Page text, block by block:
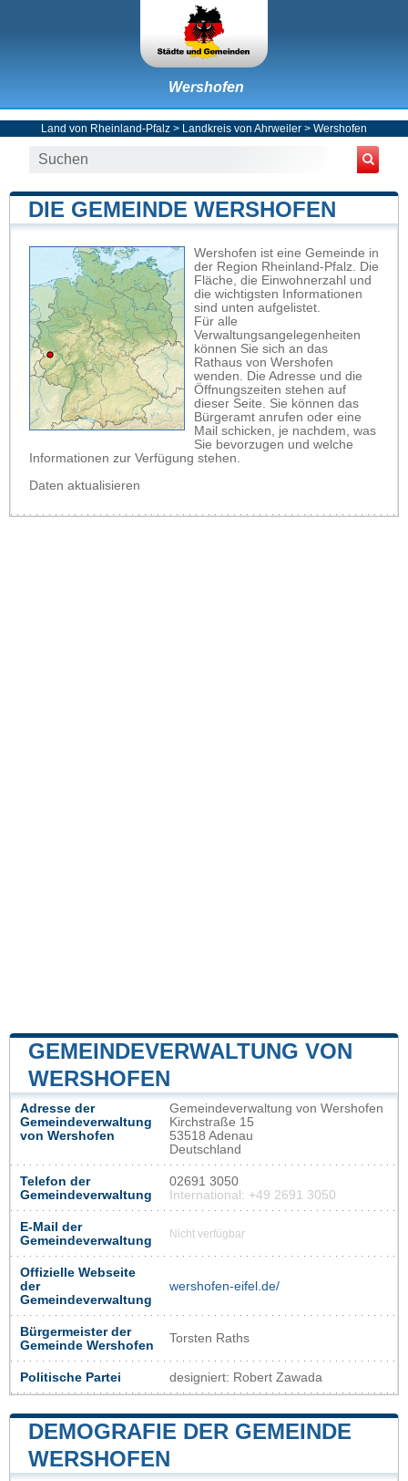
Wershofen
Land von Rheinland-Pfalz > Landkreis von Ahrweiler > Wershofen
DIE GEMEINDE WERSHOFEN
Wershofen ist eine Gemeinde in
der Region Rheinland-Pfalz. Die
Fläche, die Einwohnerzahl und
die wichtigsten Informationen
sind unten aufgelistet.
Für alle
Verwaltungsangelegenheiten
können Sie sich an das
Rathaus von Wershofen
wenden. Die Adresse und die
Öffnungszeiten stehen auf
dieser Seite. Sie können das
Bürgeramt anrufen oder eine
Mail schicken, je nachdem, was
Sie bevorzugen und welche
Informationen zur Verfügung stehen.
Daten aktualisieren
GEMEINDEVERWALTUNG VON
WERSHOFEN
Adresse der
Gemeindeverwaltung
von Wershofen
Gemeindeverwaltung von Wershofen
Kirchstraße 15
53518 Adenau
Deutschland
Telefon der
Gemeindeverwaltung
02691 3050
International: +49 2691 3050
E-Mail der
Gemeindeverwaltung
Nicht verfügbar
Offizielle Webseite
der
Gemeindeverwaltung
wershofen-eifel.de/
Bürgermeister der
Gemeinde Wershofen
Torsten Raths
Politische Partei designiert: Robert Zawada
DEMOGRAFIE DER GEMEINDE
WERSHOFEN